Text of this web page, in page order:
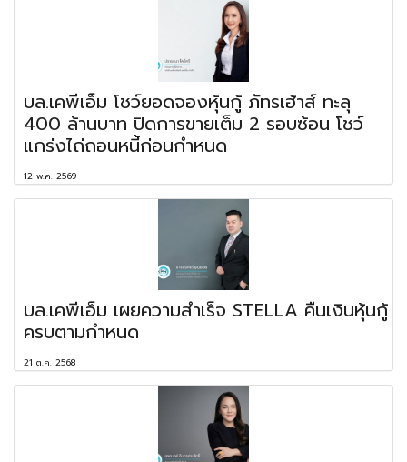
บล.เคพีเอ็ม โชว์ยอดจองหุ้นกู้ ภัทรเฮ้าส์ ทะลุ
400 ล้านบาท ปิดการขายเต็ม 2 รอบซ้อน โชว์
แกร่งไถ่ถอนหนี้ก่อนกำหนด
12 พ.ค. 2569
บล.เคพีเอ็ม เผยความสำเร็จ STELLA คืนเงินหุ้นกู้
ครบตามกำหนด
21 ต.ค. 2568